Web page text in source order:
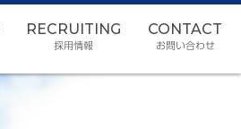
RECRUITING
採用情報
CONTACT
お問い合わせ